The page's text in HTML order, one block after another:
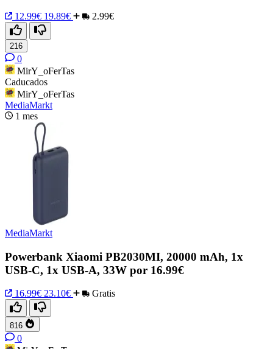
12.99€ 19.89€ 2.99€
216
0
MirY_oFerTas
Caducados
MirY_oFerTas
MediaMarkt
1 mes
MediaMarkt
Powerbank Xiaomi PB2030MI, 20000 mAh, 1x
USB-C, 1x USB-A, 33W por 16.99€
16.99€ 23.10€ Gratis
816
0